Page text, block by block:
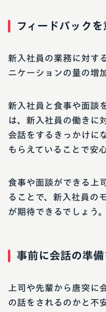
フィードバックを
新入社員の業務に対す
ニケーションの量の増
新入社員と食事や面談
は、新入社員の働きに
会話をするきっかけに
もらえていることで安
食事や面談ができる上
ることで、新入社員の
が期待できるでしょう。
事前に会話の準
上司や先輩から唐突に
の話をされるのかと不